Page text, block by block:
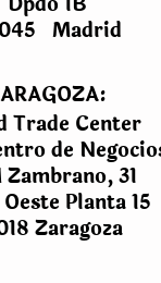
Madrid
Trade Center
de
31
Planta 15
Zaragoza